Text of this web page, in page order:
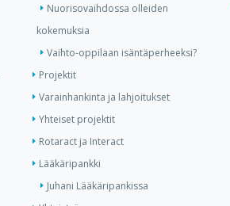
Nuorisovaihdossa olleiden
kokemuksia
Vaihto-oppilaan isäntäperheeksi?
Projektit
Varainhankinta ja lahjoitukset
Yhteiset projektit
Rotaract ja Interact
Lääkäripankki
Juhani Lääkäripankissa